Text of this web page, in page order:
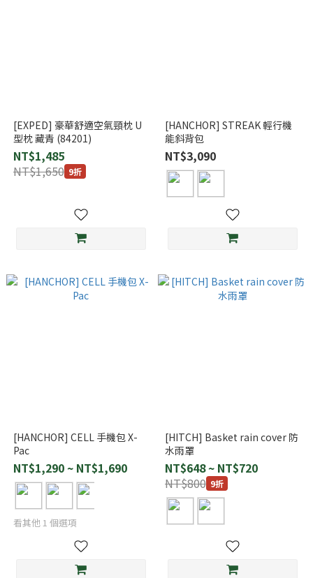
[EXPED] 豪華舒適空氣頸枕 U
型枕 藏青 (84201)
NT$1,485
NT$1,650 9折
[HANCHOR] STREAK 輕行機
能斜背包
NT$3,090
[HANCHOR] CELL 手機包 X-
Pac
NT$1,290 ~ NT$1,690
看其他 1 個選項
[HITCH] Basket rain cover 防
水雨罩
NT$648 ~ NT$720
NT$800 9折